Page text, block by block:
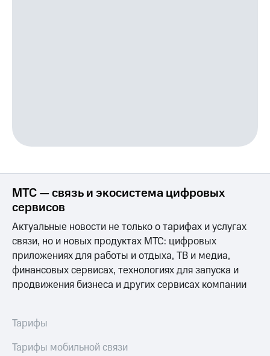
МТС — связь и экосистема цифровых
сервисов
Актуальные новости не только о тарифах и услугах
связи, но и новых продуктах МТС: цифровых
приложениях для работы и отдыха, ТВ и медиа,
финансовых сервисах, технологиях для запуска и
продвижения бизнеса и других сервисах компании
Тарифы
Тарифы мобильной связи